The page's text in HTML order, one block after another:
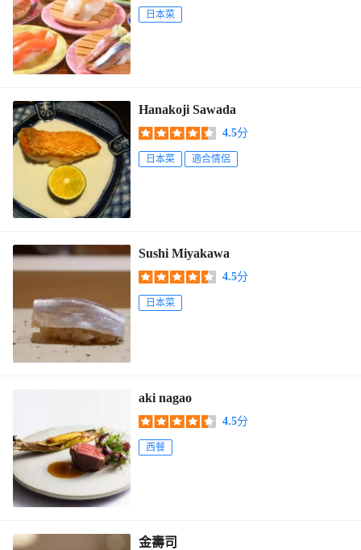
日本菜
Hanakoji Sawada
4.5分
日本菜 適合情侶
Sushi Miyakawa
4.5分
日本菜
aki nagao
4.5分
西餐
金壽司